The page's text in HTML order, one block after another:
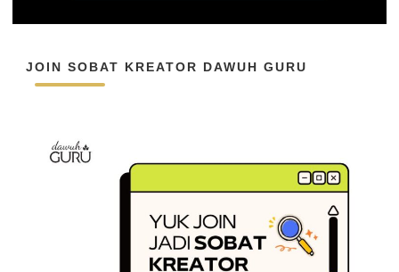
JOIN SOBAT KREATOR DAWUH GURU